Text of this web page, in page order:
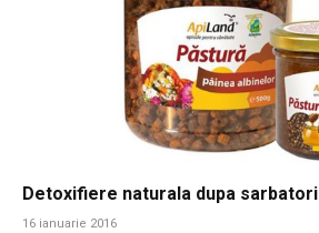
Detoxifiere naturala dupa sarbatori
16 ianuarie 2016